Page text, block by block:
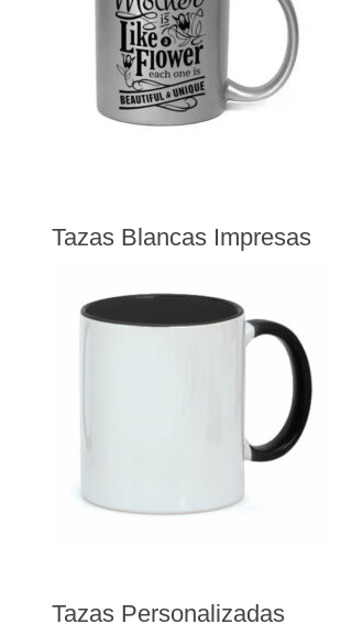
Tazas Blancas Impresas
Tazas Personalizadas